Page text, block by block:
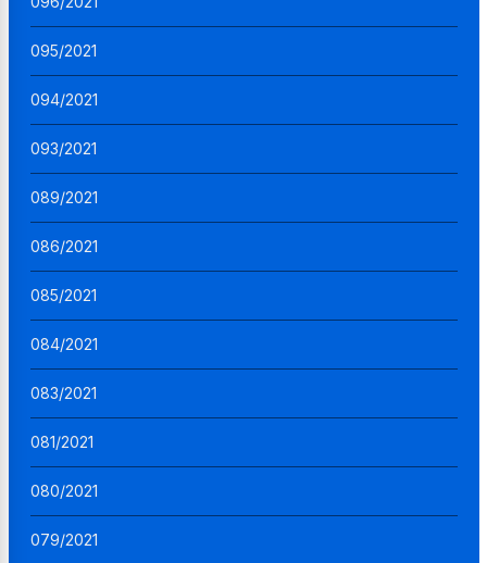
095/2021
094/2021
093/2021
089/2021
086/2021
085/2021
084/2021
083/2021
081/2021
080/2021
079/2021